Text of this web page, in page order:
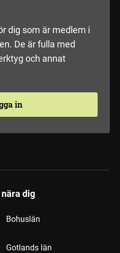
dig som är medlem i
De är fulla med
och annat
in
dig
Bohuslän
Gotlands län